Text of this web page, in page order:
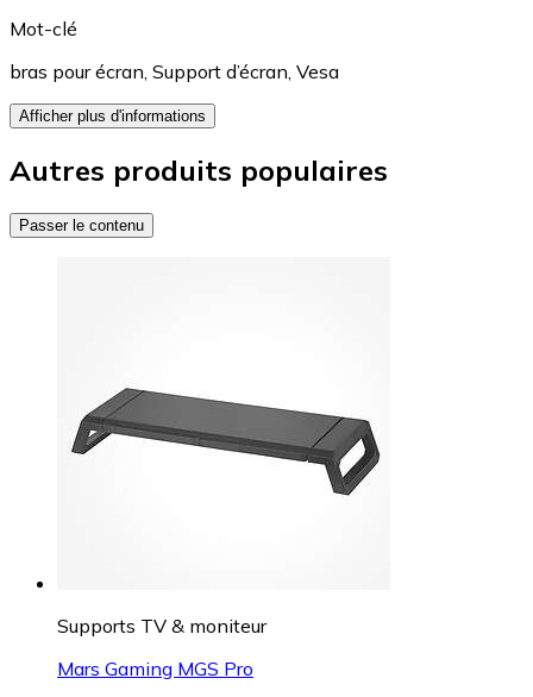
Mot-clé
bras pour écran, Support d’écran, Vesa
Afficher plus d'informations
Autres produits populaires
Passer le contenu
Supports TV & moniteur
Mars Gaming MGS Pro